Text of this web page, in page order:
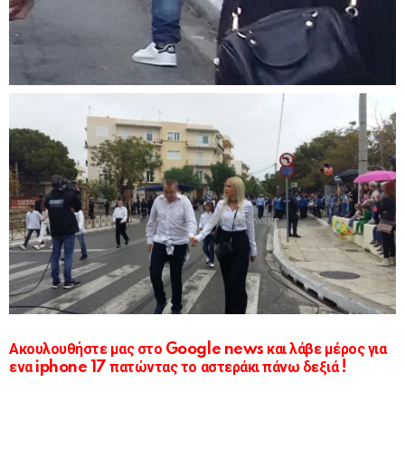
Ακουλουθήστε μας στο Google news και λάβε μέρος για
ενα iphone 17 πατώντας το αστεράκι πάνω δεξιά !